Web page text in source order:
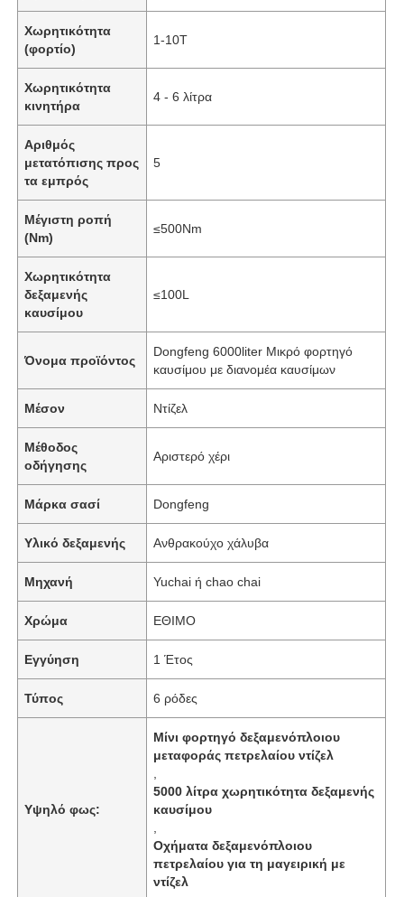
Αρχική Σελίδα
Προϊόντα
Σχετικά με εμάς
Γύρος εργοστασίων
Ποιοτικός έλεγχος
επαφή
Νέα
Όλες οι περιπτώσεις
Ζητήστε ένα απόσπασμα
Χωρητικότητα
(φορτίο)
1-10T
Χωρητικότητα
κινητήρα
4 - 6 λίτρα
Αριθμός
μετατόπισης προς
τα εμπρός
5
Μέγιστη ροπή
(Nm)
≤500Nm
Χωρητικότητα
δεξαμενής
καυσίμου
≤100L
Όνομα προϊόντος
Dongfeng 6000liter Μικρό φορτηγό
καυσίμου με διανομέα καυσίμων
Μέσον Ντίζελ
Μέθοδος
οδήγησης
Αριστερό χέρι
Μάρκα σασί Dongfeng
Υλικό δεξαμενής Ανθρακούχο χάλυβα
Μηχανή Yuchai ή chao chai
Χρώμα ΕΘΙΜΟ
Εγγύηση 1 Έτος
Τύπος 6 ρόδες
Υψηλό φως:
Μίνι φορτηγό δεξαμενόπλοιου
μεταφοράς πετρελαίου ντίζελ
5000 λίτρα χωρητικότητα δεξαμενής
καυσίμου
Οχήματα δεξαμενόπλοιου
πετρελαίου για τη μαγειρική με
ντίζελ